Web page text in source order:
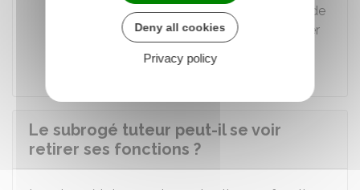
subrogé tuteur n'informe pas le conseil de
famille de la nécessité de faire remplacer
Le subrogé tuteur peut-il se voir
retirer ses fonctions ?
Deny all cookies
Privacy policy